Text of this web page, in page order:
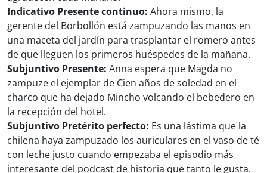
Indicativo Presente continuo: Ahora mismo, la
gerente del Borbollón está zampuzando las manos en
una maceta del jardín para trasplantar el romero antes
de que lleguen los primeros huéspedes de la mañana.
Subjuntivo Presente: Anna espera que Magda no
zampuze el ejemplar de Cien años de soledad en el
charco que ha dejado Mincho volcando el bebedero en
la recepción del hotel.
Subjuntivo Pretérito perfecto: Es una lástima que la
chilena haya zampuzado los auriculares en el vaso de té
con leche justo cuando empezaba el episodio más
interesante del podcast de historia que tanto le gusta.